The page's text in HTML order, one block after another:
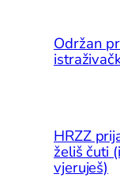
Održan
HRZZ
želiš čuti
vjeruješ)